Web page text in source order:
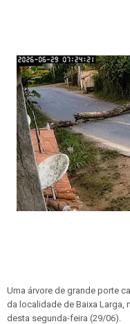
Uma árvore de grande porte
da localidade de Baixa Larga,
desta segunda-feira (29/06).